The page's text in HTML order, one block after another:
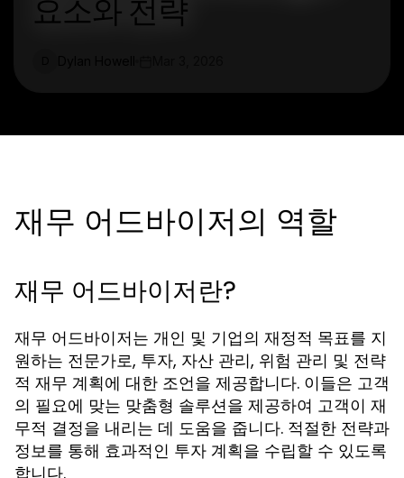
요소와 전략
재무 어드바이저의 역할
재무 어드바이저란?
재무 어드바이저는 개인 및 기업의 재정적 목표를 지
원하는 전문가로, 투자, 자산 관리, 위험 관리 및 전략
적 재무 계획에 대한 조언을 제공합니다. 이들은 고객
의 필요에 맞는 맞춤형 솔루션을 제공하여 고객이 재
무적 결정을 내리는 데 도움을 줍니다. 적절한 전략과
정보를 통해 효과적인 투자 계획을 수립할 수 있도록
합니다.